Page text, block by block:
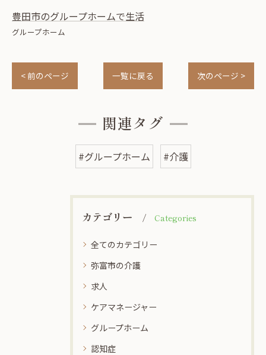
豊田市のグループホームで生活
グループホーム
< 前のページ 一覧に戻る 次のページ >
関連タグ
#グループホーム #介護
カテゴリー Categories
全てのカテゴリー
弥富市の介護
求人
ケアマネージャー
グループホーム
認知症